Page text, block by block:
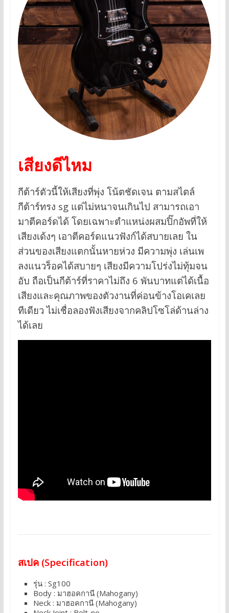
เสียงดีไหม
กีต้าร์ตัวนี้ให้เสียงที่พุ่ง โน้ตชัดเจน ตามสไตล์
กีต้าร์ทรง sg แต่ไม่หนาจนเกินไป สามารถเอา
มาตีคอร์ดได้ โดยเฉพาะตำแหน่งผสมปิ๊กอัพที่ให้
เสียงเด้งๆ เอาตีคอร์ดแนวฟังก์ได้สบายเลย ใน
ส่วนของเสียงแตกนั้นหายห่วง มีความพุ่ง เล่นเพ
ลงแนวร็อคได้สบายๆ เสียงมีความโปร่งไม่ทุ้มจน
อับ ถือเป็นกีต้าร์ที่ราคาไม่ถึง 6 พันบาทแต่ได้เนื้อ
เสียงและคุณภาพของตัวงานที่ค่อนข้างโอเคเลย
ทีเดียว ไม่เชื่อลองฟังเสียงจากคลิปโซโล่ด้านล่าง
ได้เลย
สเปค (Specification)
รุ่น : Sg100
Body : มาฮอคกานี (Mahogany)
Neck : มาฮอคกานี (Mahogany)